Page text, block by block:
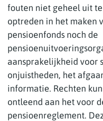
fouten niet geheel uit
optreden in het maken
pensioenfonds noch de
aansprakelijkheid voor
onjuistheden, het
informatie. Rechten
ontleend aan het voor
pensioenreglement.